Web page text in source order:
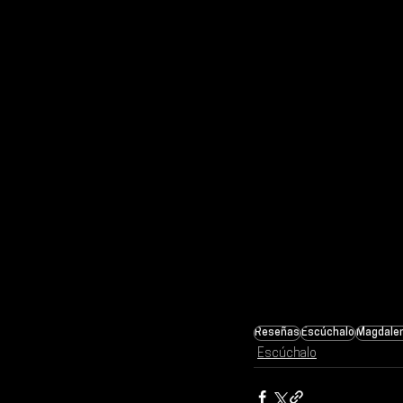
ReseñasEscúchalo
Escúchalo